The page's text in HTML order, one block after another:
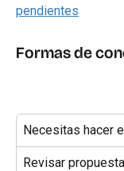
Formas de
Necesitas hacer
Revisar